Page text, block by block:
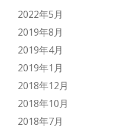
2022年5月
2019年8月
2019年4月
2019年1月
2018年12月
2018年10月
2018年7月